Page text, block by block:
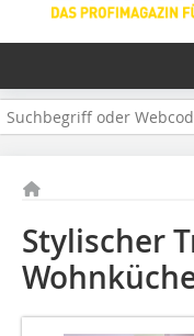
Stylischer